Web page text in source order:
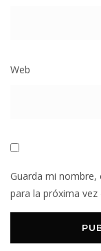
Web
Guarda mi
para la próxima vez